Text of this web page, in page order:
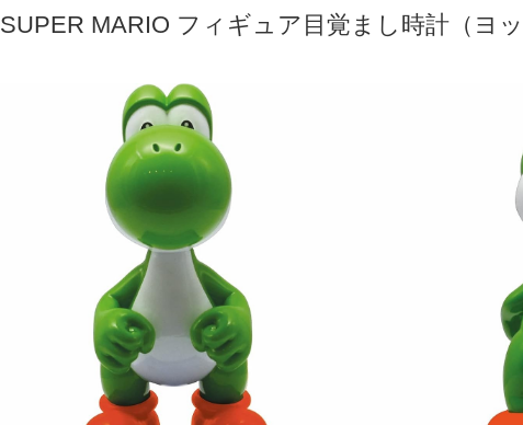
SUPER MARIO フィギュア目覚まし時計（ヨッ